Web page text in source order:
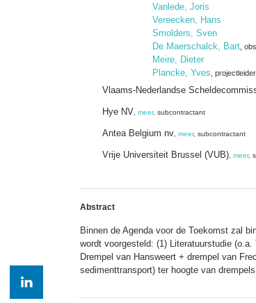
Vanlede, Joris
Vereecken, Hans
Smolders, Sven
De Maerschalck, Bart ,
Meire, Dieter
Plancke, Yves , projectleider
Vlaams-Nederlandse
Hye NV meer, subcontractant
Antea Belgium nv meer, subcontractant
Vrije Universiteit Brussel (VUB) meer,
Abstract
Binnen de Agenda voor de Toekomst zal
wordt voorgesteld: (1) Literatuurstudie
Drempel van Hansweert + drempel van
sedimenttransport) ter hoogte van